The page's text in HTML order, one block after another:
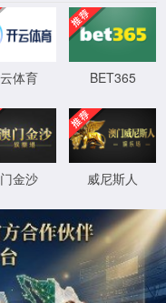
：首页 学科建设 学术交流
我院教师参加2025年广东省药学会岭南中草药资源专业委员会学术总结会
2025-12-01
我院教师赴韶关参加广东省园艺学会2025年学术研讨会
2025-11-04